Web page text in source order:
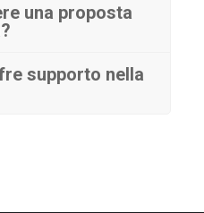
una proposta
supporto nella